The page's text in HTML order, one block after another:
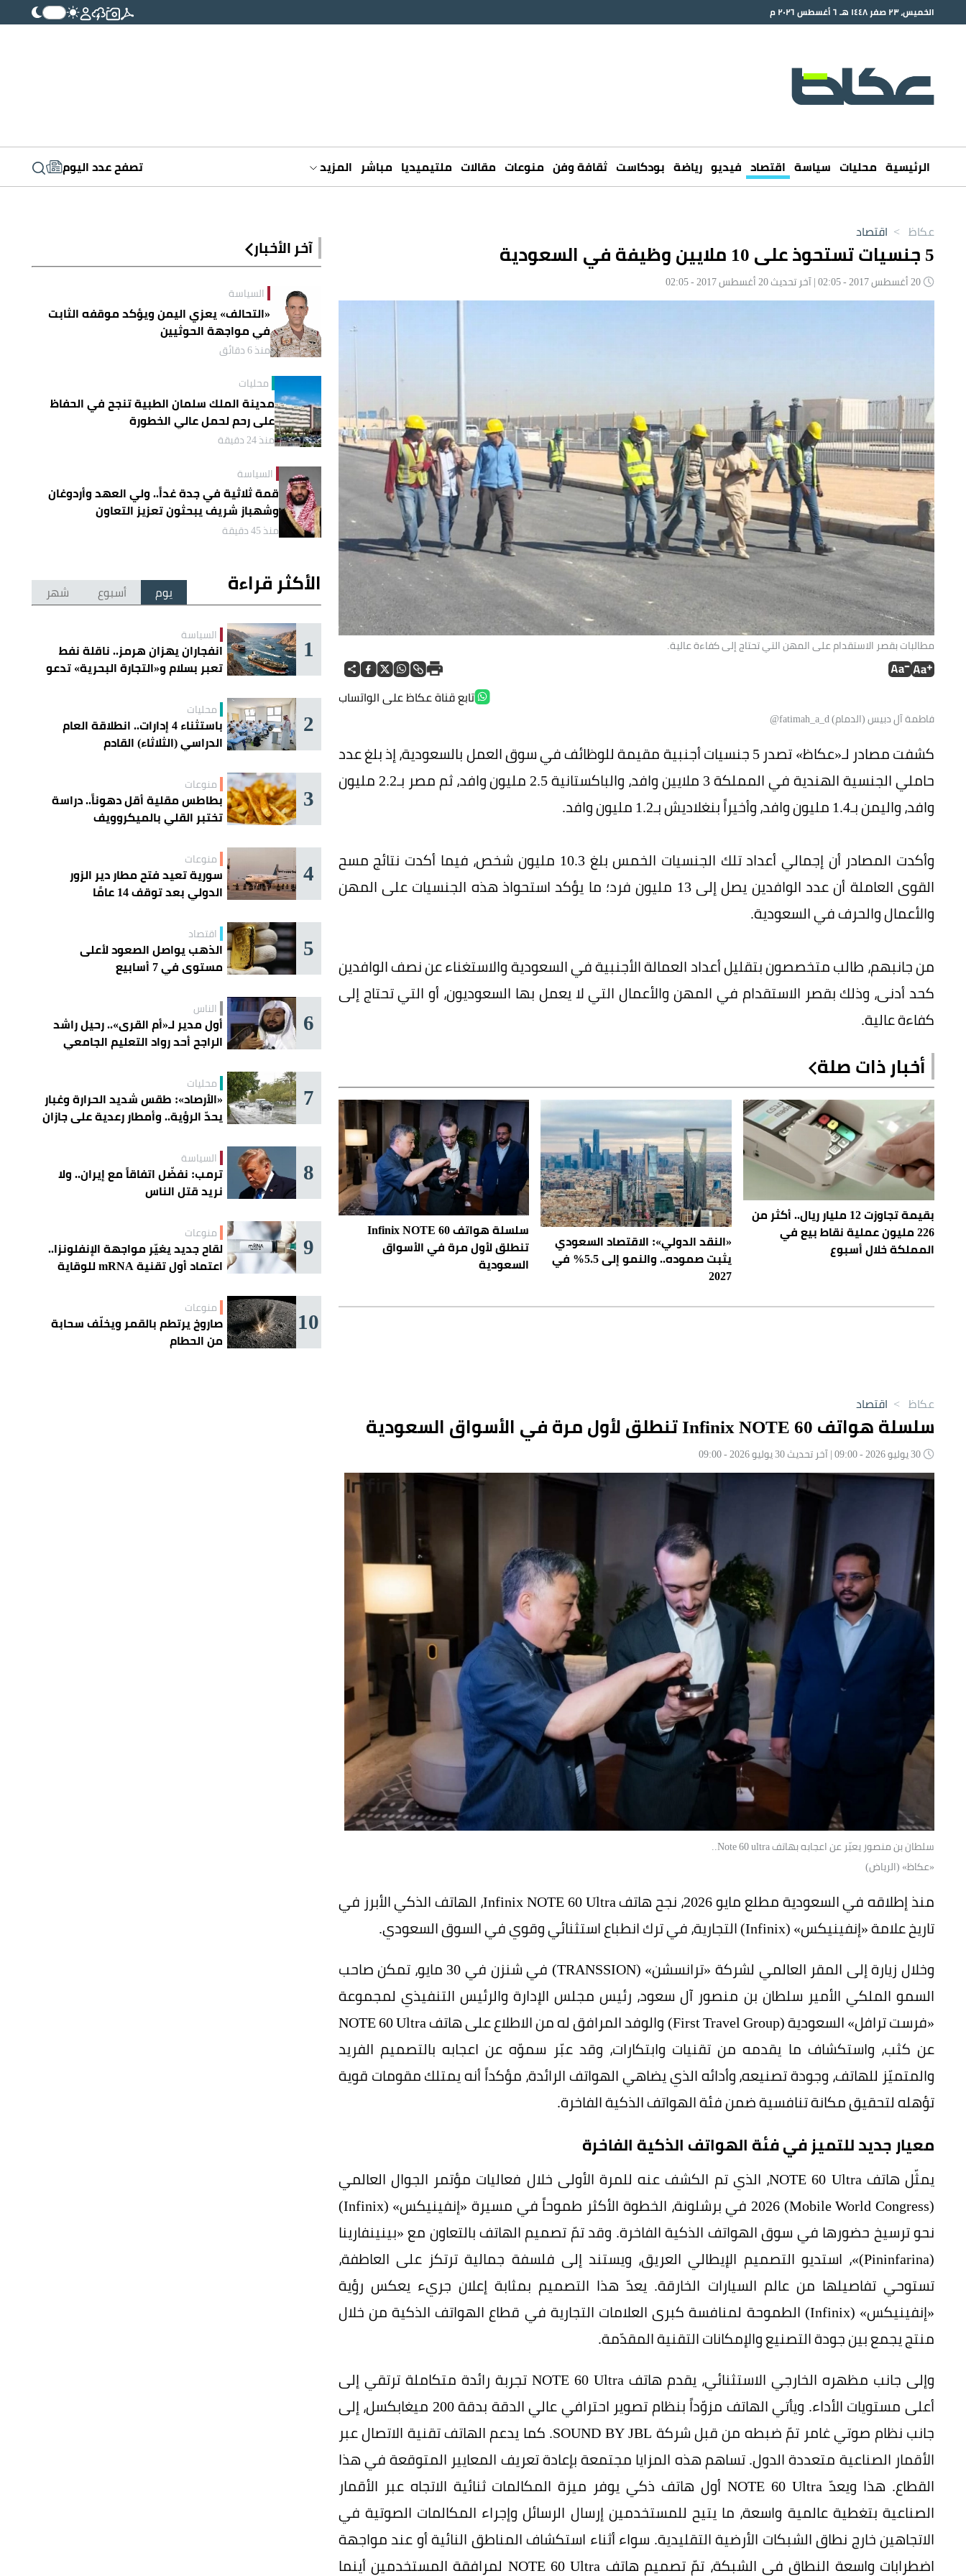
الخميس، ٢٣ صفر ١٤٤٨ هـ ٦ أغسطس ٢٠٢٦ م
الرئيسية محليات سياسة اقتصاد فيديو رياضة بودكاست ثقافة وفن منوعات مقالات ملتيميديا مباشر المزيد تصفح عدد اليوم
عكاظ > اقتصاد
5 جنسيات تستحوذ على 10 ملايين وظيفة في السعودية
مطالبات بقصر الاستقدام على المهن التي تحتاج إلى كفاءة عالية.
تابع قناة عكاظ على الواتساب
فاطمة آل دبيس (الدمام) fatimah_a_d@
كشفت مصادر لـ«عكاظ» تصدر 5 جنسيات أجنبية مقيمة للوظائف في سوق العمل بالسعودية، إذ بلغ عدد
حاملي الجنسية الهندية في المملكة 3 ملايين وافد، والباكستانية 2.5 مليون وافد، ثم مصر بـ2.2 مليون
وافد، واليمن بـ1.4 مليون وافد، وأخيراً بنغلاديش بـ1.2 مليون وافد.
وأكدت المصادر أن إجمالي أعداد تلك الجنسيات الخمس بلغ 10.3 مليون شخص، فيما أكدت نتائج مسح
القوى العاملة أن عدد الوافدين يصل إلى 13 مليون فرد؛ ما يؤكد استحواذ هذه الجنسيات على المهن
والأعمال والحرف في السعودية.
من جانبهم، طالب متخصصون بتقليل أعداد العمالة الأجنبية في السعودية والاستغناء عن نصف الوافدين
كحد أدنى، وذلك بقصر الاستقدام في المهن والأعمال التي لا يعمل بها السعوديون، أو التي تحتاج إلى
كفاءة عالية.
أخبار ذات صلة
بقيمة تجاوزت 12 مليار ريال.. أكثر من
226 مليون عملية نقاط بيع في
المملكة خلال أسبوع
«النقد الدولي»: الاقتصاد السعودي
يثبت صموده.. والنمو إلى 5.5% في
2027
سلسلة هواتف Infinix NOTE 60
تنطلق لأول مرة في الأسواق
السعودية
آخر الأخبار
السياسة
«التحالف» يعزي اليمن ويؤكد موقفه الثابت
في مواجهة الحوثيين
منذ 6 دقائق
محليات
مدينة الملك سلمان الطبية تنجح في الحفاظ
على رحم لحمل عالي الخطورة
منذ 24 دقيقة
السياسة
قمة ثلاثية في جدة غداً.. ولي العهد وأردوغان
وشهباز شريف يبحثون تعزيز التعاون
منذ 45 دقيقة
الأكثر قراءة يوم أسبوع شهر
1 السياسة
انفجاران يهزان هرمز.. ناقلة نفط
تعبر بسلام و«التجارة البحرية» تدعو
2 محليات
باستثناء 4 إدارات.. انطلاقة العام
الدراسي (الثلاثاء) القادم
3 منوعات
بطاطس مقلية أقل دهوناً.. دراسة
تختبر القلي بالميكروويف
4 منوعات
سورية تعيد فتح مطار دير الزور
الدولي بعد توقف 14 عامًا
5 اقتصاد
الذهب يواصل الصعود لأعلى
مستوى في 7 أسابيع
6 الناس
أول مدير لـ«أم القرى».. رحيل راشد
الراجح أحد رواد التعليم الجامعي
7 محليات
«الأرصاد»: طقس شديد الحرارة وغبار
يحدّ الرؤية.. وأمطار رعدية على جازان
8 السياسة
ترمب: نفضّل اتفاقاً مع إيران.. ولا
نريد قتل الناس
9 منوعات
لقاح جديد يغيّر مواجهة الإنفلونزا..
اعتماد أول تقنية mRNA للوقاية
10 منوعات
صاروخ يرتطم بالقمر ويخلّف سحابة
من الحطام
عكاظ > اقتصاد
سلسلة هواتف Infinix NOTE 60 تنطلق لأول مرة في الأسواق السعودية
سلطان بن منصور يعبّر عن اعجابه بهاتف Note 60 ultra..
«عكاظ» (الرياض)
منذ إطلاقه في السعودية مطلع مايو 2026، نجح هاتف Infinix NOTE 60 Ultra، الهاتف الذكي الأبرز في
تاريخ علامة «إنفينيكس» (Infinix) التجارية، في ترك انطباع استثنائي وقوي في السوق السعودي.
وخلال زيارة إلى المقر العالمي لشركة «ترانسشن» (TRANSSION) في شنزن في 30 مايو، تمكن صاحب
السمو الملكي الأمير سلطان بن منصور آل سعود، رئيس مجلس الإدارة والرئيس التنفيذي لمجموعة
«فرست ترافل» السعودية (First Travel Group) والوفد المرافق له من الاطلاع على هاتف NOTE 60 Ultra
عن كثب، واستكشاف ما يقدمه من تقنيات وابتكارات، وقد عبّر سموّه عن اعجابه بالتصميم الفريد
والمتميّز للهاتف، وجودة تصنيعه، وأدائه الذي يضاهي الهواتف الرائدة، مؤكداً أنه يمتلك مقومات قوية
تؤهله لتحقيق مكانة تنافسية ضمن فئة الهواتف الذكية الفاخرة.
معيار جديد للتميز في فئة الهواتف الذكية الفاخرة
يمثّل هاتف NOTE 60 Ultra، الذي تم الكشف عنه للمرة الأولى خلال فعاليات مؤتمر الجوال العالمي
(Mobile World Congress) 2026 في برشلونة، الخطوة الأكثر طموحاً في مسيرة «إنفينيكس» (Infinix)
نحو ترسيخ حضورها في سوق الهواتف الذكية الفاخرة. وقد تمّ تصميم الهاتف بالتعاون مع «بينينفارينا
(Pininfarina)»، استديو التصميم الإيطالي العريق، ويستند إلى فلسفة جمالية ترتكز على العاطفة،
تستوحي تفاصيلها من عالم السيارات الخارقة. يعدّ هذا التصميم بمثابة إعلان جريء يعكس رؤية
«إنفينيكس» (Infinix) الطموحة لمنافسة كبرى العلامات التجارية في قطاع الهواتف الذكية من خلال
منتج يجمع بين جودة التصنيع والإمكانات التقنية المقدّمة.
وإلى جانب مظهره الخارجي الاستثنائي، يقدم هاتف NOTE 60 Ultra تجربة رائدة متكاملة ترتقي إلى
أعلى مستويات الأداء. ويأتي الهاتف مزوّداً بنظام تصوير احترافي عالي الدقة بدقة 200 ميغابكسل، إلى
جانب نظام صوتي غامر تمّ ضبطه من قبل شركة SOUND BY JBL. كما يدعم الهاتف تقنية الاتصال عبر
الأقمار الصناعية متعددة الدول. تساهم هذه المزايا مجتمعة بإعادة تعريف المعايير المتوقعة في هذا
القطاع. هذا ويعدّ NOTE 60 Ultra أول هاتف ذكي يوفر ميزة المكالمات ثنائية الاتجاه عبر الأقمار
الصناعية بتغطية عالمية واسعة، ما يتيح للمستخدمين إرسال الرسائل وإجراء المكالمات الصوتية في
الاتجاهين خارج نطاق الشبكات الأرضية التقليدية. سواء أثناء استكشاف المناطق النائية أو عند مواجهة
اضطرابات واسعة النطاق في الشبكة، تمّ تصميم هاتف NOTE 60 Ultra لمرافقة المستخدمين أينما